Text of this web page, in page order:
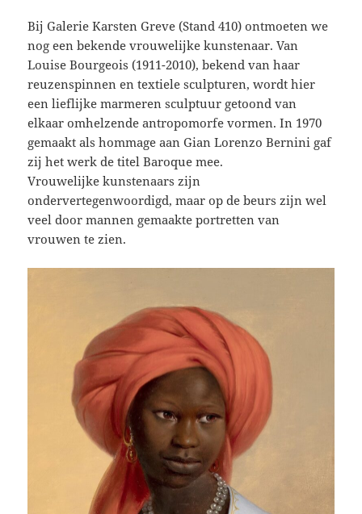
Bij Galerie Karsten Greve (Stand 410) ontmoeten we
nog een bekende vrouwelijke kunstenaar. Van
Louise Bourgeois (1911-2010), bekend van haar
reuzenspinnen en textiele sculpturen, wordt hier
een lieflijke marmeren sculptuur getoond van
elkaar omhelzende antropomorfe vormen. In 1970
gemaakt als hommage aan Gian Lorenzo Bernini gaf
zij het werk de titel Baroque mee.
Vrouwelijke kunstenaars zijn
ondervertegenwoordigd, maar op de beurs zijn wel
veel door mannen gemaakte portretten van
vrouwen te zien.